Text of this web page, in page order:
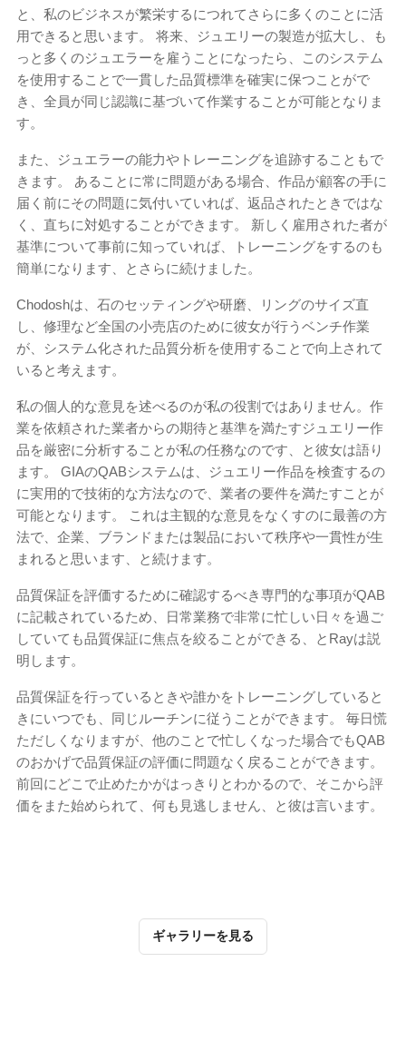
と、私のビジネスが繁栄するにつれてさらに多くのことに活
用できると思います。 将来、ジュエリーの製造が拡大し、も
っと多くのジュエラーを雇うことになったら、このシステム
を使用することで一貫した品質標準を確実に保つことがで
き、全員が同じ認識に基づいて作業することが可能となりま
す。
また、ジュエラーの能力やトレーニングを追跡することもで
きます。 あることに常に問題がある場合、作品が顧客の手に
届く前にその問題に気付いていれば、返品されたときではな
く、直ちに対処することができます。 新しく雇用された者が
基準について事前に知っていれば、トレーニングをするのも
簡単になります、とさらに続けました。
Chodoshは、石のセッティングや研磨、リングのサイズ直
し、修理など全国の小売店のために彼女が行うベンチ作業
が、システム化された品質分析を使用することで向上されて
いると考えます。
私の個人的な意見を述べるのが私の役割ではありません。作
業を依頼された業者からの期待と基準を満たすジュエリー作
品を厳密に分析することが私の任務なのです、と彼女は語り
ます。 GIAのQABシステムは、ジュエリー作品を検査するの
に実用的で技術的な方法なので、業者の要件を満たすことが
可能となります。 これは主観的な意見をなくすのに最善の方
法で、企業、ブランドまたは製品において秩序や一貫性が生
まれると思います、と続けます。
品質保証を評価するために確認するべき専門的な事項がQAB
に記載されているため、日常業務で非常に忙しい日々を過ご
していても品質保証に焦点を絞ることができる、とRayは説
明します。
品質保証を行っているときや誰かをトレーニングしていると
きにいつでも、同じルーチンに従うことができます。 毎日慌
ただしくなりますが、他のことで忙しくなった場合でもQAB
のおかげで品質保証の評価に問題なく戻ることができます。
前回にどこで止めたかがはっきりとわかるので、そこから評
価をまた始められて、何も見逃しません、と彼は言います。
ギャラリーを見る